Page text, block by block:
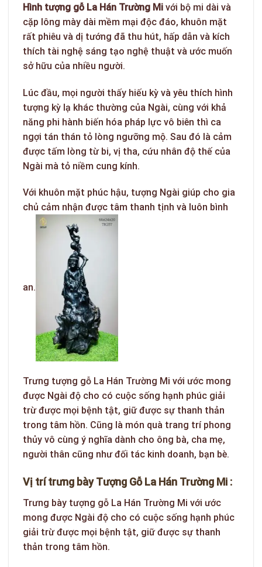
Hình tượng gỗ La Hán Trường Mi với bộ mi dài và
cặp lông mày dài mềm mại độc đáo, khuôn mặt
rất phiêu và dị tướng đã thu hút, hấp dẫn và kích
thích tài nghệ sáng tạo nghệ thuật và ước muốn
sở hữu của nhiều người.
Lúc đầu, mọi người thấy hiếu kỳ và yêu thích hình
tượng kỳ lạ khác thường của Ngài, cùng với khả
năng phi hành biến hóa pháp lực vô biên thì ca
ngợi tán thán tỏ lòng ngưỡng mộ. Sau đó là cảm
được tấm lòng từ bi, vị tha, cứu nhân độ thế của
Ngài mà tỏ niềm cung kính.
Với khuôn mặt phúc hậu, tượng Ngài giúp cho gia
chủ cảm nhận được tâm thanh tịnh và luôn bình
an.
Trưng tượng gỗ La Hán Trường Mi với ước mong
được Ngài độ cho có cuộc sống hạnh phúc giải
trừ được mọi bệnh tật, giữ được sự thanh thản
trong tâm hồn. Cũng là món quà trang trí phong
thủy vô cùng ý nghĩa dành cho ông bà, cha mẹ,
người thân cũng như đối tác kinh doanh, bạn bè.
Vị trí trưng bày Tượng Gỗ La Hán Trường Mi :
Trưng bày tượng gỗ La Hán Trường Mi với ước
mong được Ngài độ cho có cuộc sống hạnh phúc
giải trừ được mọi bệnh tật, giữ được sự thanh
thản trong tâm hồn.